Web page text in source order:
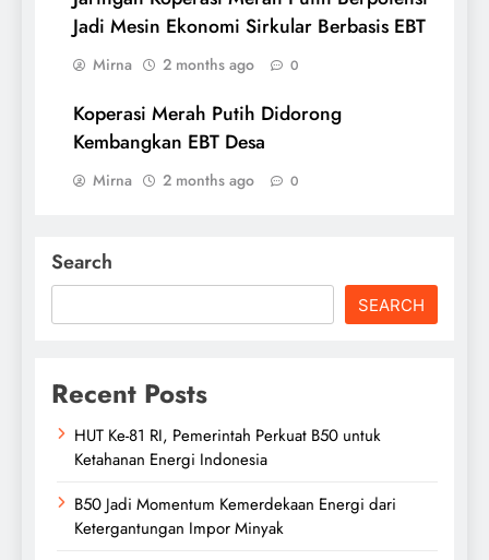
Jadi Mesin Ekonomi Sirkular Berbasis EBT
Mirna 2 months ago 0
Koperasi Merah Putih Didorong
Kembangkan EBT Desa
Mirna 2 months ago 0
Search
SEARCH
Recent Posts
HUT Ke-81 RI, Pemerintah Perkuat B50 untuk
Ketahanan Energi Indonesia
B50 Jadi Momentum Kemerdekaan Energi dari
Ketergantungan Impor Minyak